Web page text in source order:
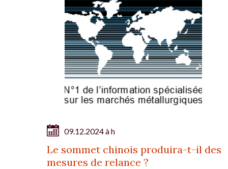
09.12.2024 à h
Le sommet chinois produira-t-il des
mesures de relance ?